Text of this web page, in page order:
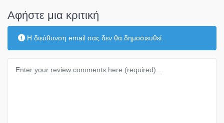
Αφήστε μια κριτική
Η διεύθυνση email σας δεν θα δημοσιευθεί.